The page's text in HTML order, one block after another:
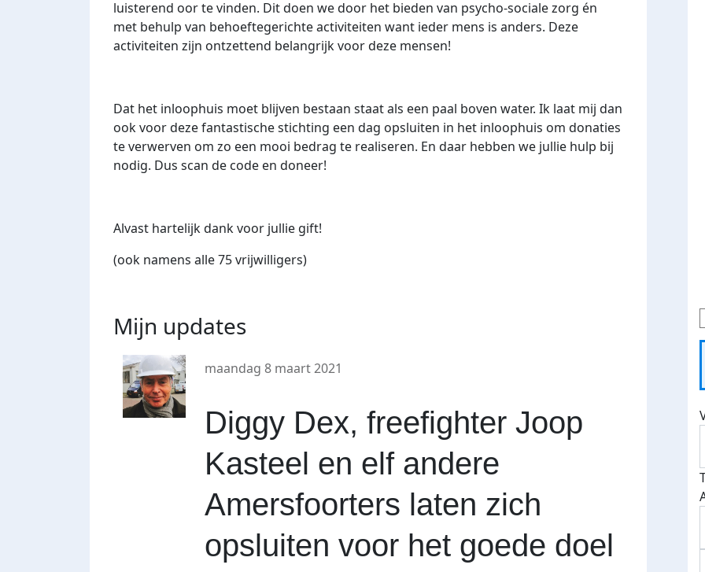
luisterend oor te vinden. Dit doen wedoor het bieden van psycho-sociale zorg én
met behulp van behoeftegerichte activiteiten want ieder mens is anders. Deze
activiteiten zijn ontzettend belangrijk voor deze mensen!
Dat het inloophuis moet blijven bestaan staat als een paal boven water. Ik laat mij dan
ook voor deze fantastische stichting een dag opsluiten in het inloophuis om donaties
te verwerven om zo een mooi bedrag te realiseren. En daar hebben we jullie hulp bij
nodig. Dus scan de code en doneer!
Alvast hartelijkdankvoor jullie gift!
(ook namens alle 75vrijwilligers)
Mijn updates
maandag 8 maart 2021
Diggy Dex, freefighter Joop
Kasteel en elf andere
Amersfoorters laten zich
opsluiten voor het goede doel